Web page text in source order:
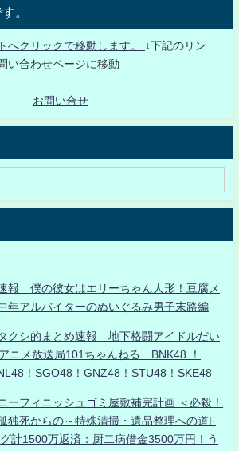
。
へクリックで移動します。
↓下記のリン
い合わせページに移動
お問い合せ
報 僕の彼女はエリーちゃん人形！豆腐メ
年アルバイターのぬいぐるみ男子末路編
クシ的まとめ速報 地下格闘アイドルだい
ニメ放送局101ちゃんねる BNK48 ！
！SGO48！GNZ48！STU48！SKE48
ーフィニッシュゴミ屋敷補完計画 ＜必殺！
独死からの～特殊清掃・遺品整理への道F
計1500万返済：厨二病借金3500万円！う